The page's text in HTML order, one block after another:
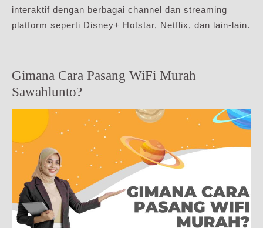
interaktif dengan berbagai channel dan streaming
platform seperti Disney+ Hotstar, Netflix, dan lain-lain.
Gimana Cara Pasang WiFi Murah
Sawahlunto?